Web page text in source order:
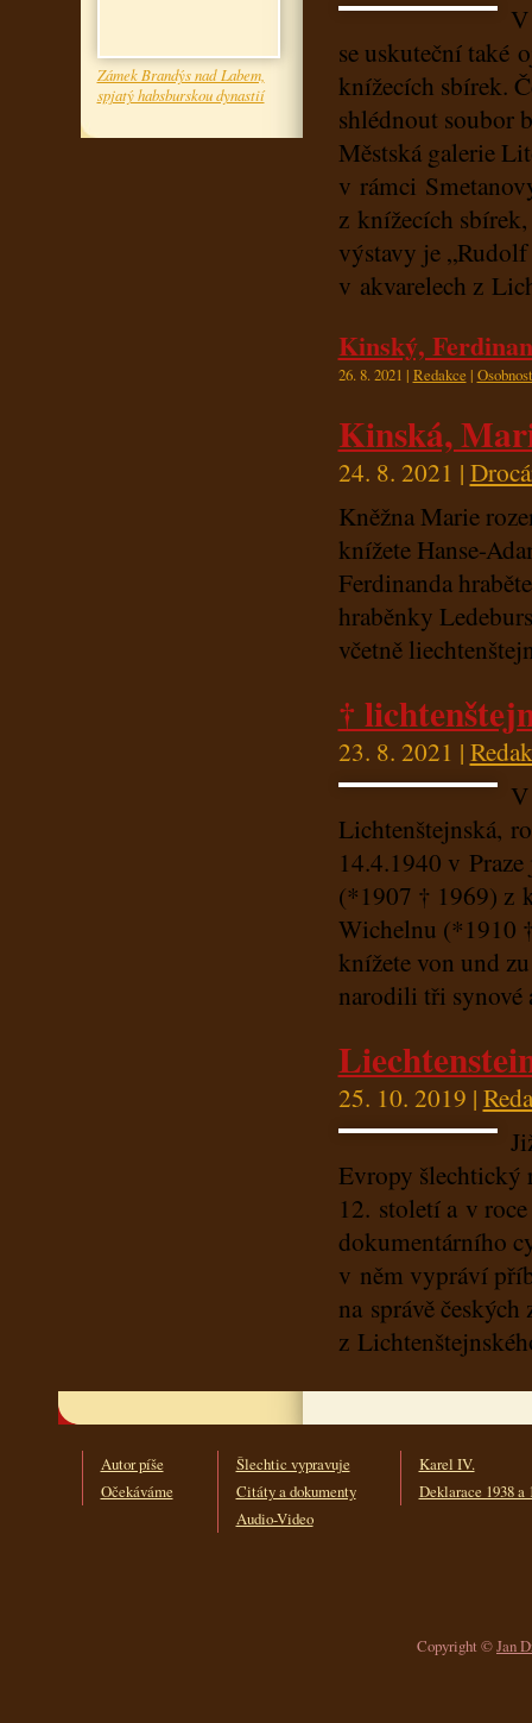
Zámek Brandýs nad Labem,
spjatý habsburskou dynastií
se uskuteční také
knížecích sbírek.
shlédnout soubor
Městská galerie
v rámci
z knížecích
výstavy je
v akvarelech z
Kinský,
26. 8. 2021 | Redakce |
Kinská,
24. 8. 2021 |
Kněžna Marie
knížete Hanse-
Ferdinanda
hraběnky
včetně
†
23. 8. 2021 |
Lichtenštejnská,
14.4.1940 v
(*1907 † 1969) z
Wichelnu (*1910
knížete von und
narodili tři synové
25. 10. 2019 |
Evropy šlechtický
12. století a v
dokumentárního
v něm vypráví
na správě
z
Autor píše
Očekáváme
Šlechtic vypravuje
Citáty a dokumenty
Audio-Video
Karel IV.
Deklarace 1938 a
Copyright ©Jan